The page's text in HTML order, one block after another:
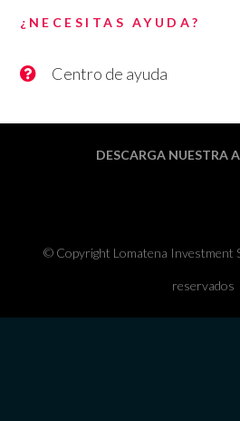
¿NECESITAS AYUDA?
Centro de ayuda
DESCARGA NUESTRA
© Copyright Lomatena Investment
reservados